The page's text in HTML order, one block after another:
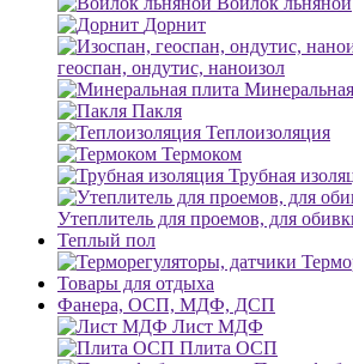
Дорнит
геоспан, ондутис, наноизол
Пакля
Теплоизоляция
Термоком
Трубная
Утеплитель для проемов, для
Теплый пол
Товары для отдыха
Фанера, ОСП, МДФ, ДСП
Лист МДФ
Плита ОСП